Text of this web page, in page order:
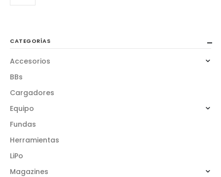
CATEGORÍAS
Accesorios
BBs
Cargadores
Equipo
Fundas
Herramientas
LiPo
Magazines